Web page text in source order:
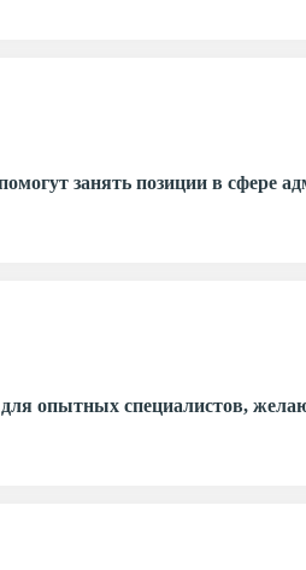
занять позиции в сфере
опытных специалистов,